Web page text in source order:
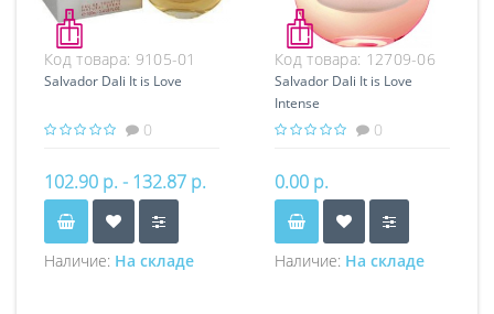
Код товара: 9105-01
Salvador Dali It is Love
0
102.90 р. - 132.87 р.
Наличие: На складе
Код товара: 12709-06
Salvador Dali It is Love
Intense
0
0.00 р.
Наличие: На складе